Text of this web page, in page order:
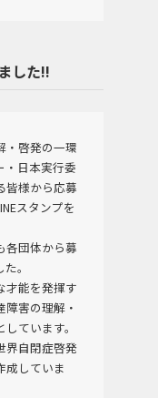
した!!
・啓発の一環
・日本実行委
皆様から応募
スタンプを
各団体から募
。
才能を発揮す
害の理解・
ています。
界自閉症啓発
成していま